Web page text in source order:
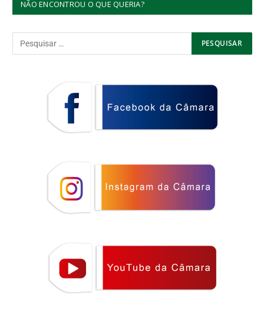
NÃO ENCONTROU O QUE QUERIA?